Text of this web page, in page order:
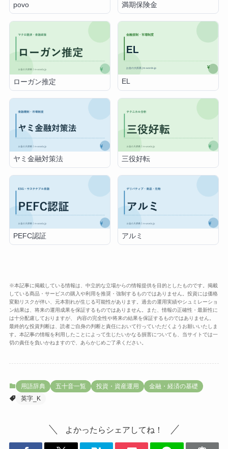
povo 満期保険金
ローガン推定 EL
ヤミ金融対策法 三役好転
PEFC認証 アルミ
※本記事に掲載している情報は、中立的な立場からの情報提供を目的としたものです。掲載
している商品・サービスの購入や利用を推奨・強制するものではありません。投資には価格
変動リスクが伴い、元本割れが生じる可能性があります。過去の運用実績やシュミレーショ
ン結果は、将来の運用成果を保証するものではありません。また、情報の正確性・最新性に
は十分配慮しておりますが、 内容の完全性や将来の結果を保証するものではありません。
最終的な投資判断は、読者ご自身の判断と責任において行っていただくようお願いいたしま
す。本記事の情報を利用したことによって生じたいかなる損害についても、当サイトでは一
切の責任を負いかねますので、あらかじめご了承ください。
用語辞典 五十音一覧 投資・資産運用
金融・経済の基礎
英字_K
よかったらシェアしてね！